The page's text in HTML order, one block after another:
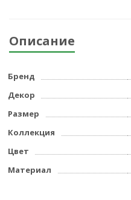
Описание
Бренд
Декор
Размер
Коллекция
Цвет
Материал